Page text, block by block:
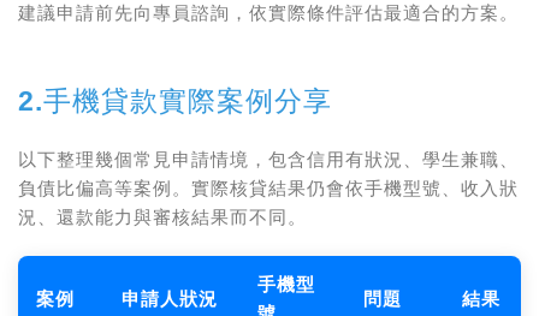
建議申請前先向專員諮詢，依實際條件評估最適合的方案。
2.手機貸款實際案例分享
以下整理幾個常見申請情境，包含信用有狀況、學生兼職、
負債比偏高等案例。實際核貸結果仍會依手機型號、收入狀
況、還款能力與審核結果而不同。
案例 申請人狀況
手機型
問題 結果